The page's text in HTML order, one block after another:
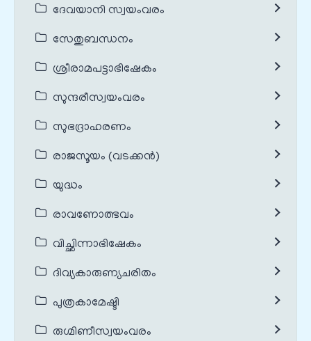
ദേവയാനി സ്വയംവരം
സേതുബന്ധനം
ശ്രീരാമപട്ടാഭിഷേകം
സുന്ദരീസ്വയംവരം
സുഭദ്രാഹരണം
രാജസൂയം (വടക്കൻ)
യുദ്ധം
രാവണോത്ഭവം
വിച്ഛിന്നാഭിഷേകം
ദിവ്യകാരുണ്യചരിതം
പുത്രകാമേഷ്ടി
രുഗ്മിണീസ്വയംവരം